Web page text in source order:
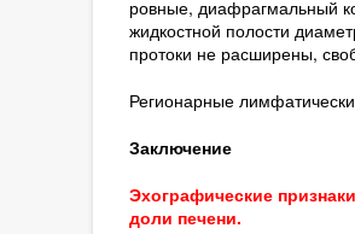
ровные, диафрагмальный
жидкостной полости
протоки не расширены,
Регионарные
Заключение
Эхографические
доли печени.